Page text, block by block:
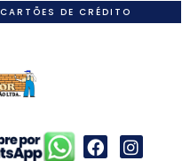
DE CRÉDITO